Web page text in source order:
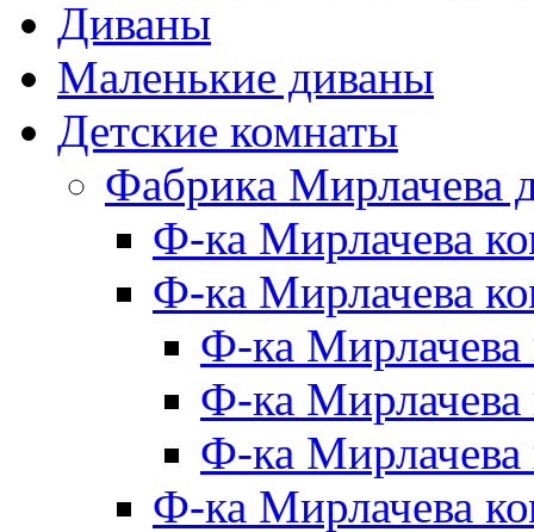
Диваны
Маленькие диваны
Детские комнаты
Фабрика Мирлачева
Ф-ка Мирлачева
Ф-ка Мирлачева
Ф-ка
Ф-ка Мирлачева
Ф-ка Мирлачева
Ф-ка Мирлачева